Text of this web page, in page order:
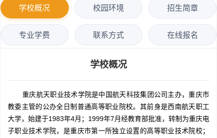
学校概况 校园环境 招生简章
专业学费 联系方式 在线报名
学校概况
重庆航天职业技术学院是中国航天科技集团公司主办，重庆市
教委主管的公办全日制普通高等职业院校。其前身是西南航天职工
大学，始建于1983年4月；1999年7月经教育部批准，转制为重庆电
子职业技术学院，是重庆市第一所独立设置的高等职业技术院校；